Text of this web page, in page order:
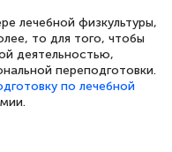
курс
по
лечебной физкультуры,
то для того, чтобы
деятельностью,
переподготовки.
по лечебной